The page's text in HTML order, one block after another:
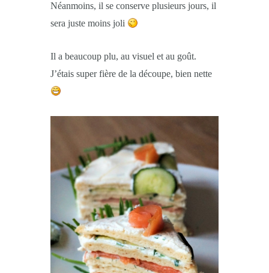
Néanmoins, il se conserve plusieurs jours, il
sera juste moins joli
Il a beaucoup plu, au visuel et au goût.
J’étais super fière de la découpe, bien nette